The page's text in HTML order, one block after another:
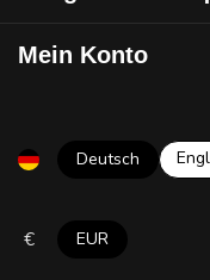
Mein Konto
Deutsch
€ EUR